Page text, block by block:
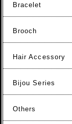
Bracelet
Brooch
Hair Accessory
Bijou Series
Others